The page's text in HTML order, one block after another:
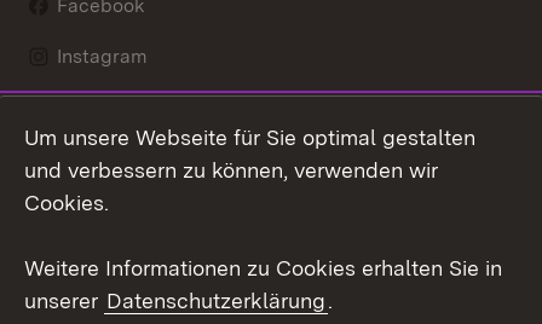
Facebook
Instagram
Mastodon
Youtube
Kontakt
Datenschutz
Um unsere Webseite für Sie optimal gestalten
und verbessern zu können, verwenden wir
Cookies.
Weitere Informationen zu Cookies erhalten Sie in
unserer Datenschutzerklärung.